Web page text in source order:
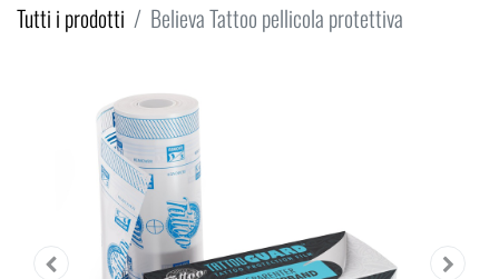
Tutti i prodotti Believa Tattoo pellicola protettiva